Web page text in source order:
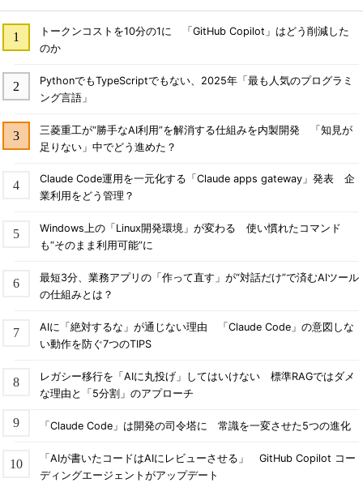
トークンコストを10分の1に 「GitHub Copilot」はどう削減した
のか
PythonでもTypeScriptでもない、2025年「最も人気のプログラミ
ング言語」
三菱重工が“勝手なAI利用”を解消する仕組みを内製開発 「知見が
足りない」中でどう進めた？
Claude Code運用を一元化する「Claude apps gateway」発表 企
業利用をどう管理？
Windows上の「Linux開発環境」が変わる 使い慣れたコマンド
も“そのまま利用可能”に
最短3分、業務アプリの「作って直す」が“対話だけ”で済むAIツール
の仕組みとは？
AIに「絶対するな」が通じない理由 「Claude Code」の意図しな
い動作を防ぐ7つのTIPS
レガシー移行を「AIに丸投げ」してはいけない 標準RAGではダメ
な理由と「5分割」のアプローチ
「Claude Code」は開発の司令塔に 常識を一変させた5つの進化
「AIが書いたコードはAIにレビューさせる」 GitHub Copilot コー
ディングエージェントがアップデート